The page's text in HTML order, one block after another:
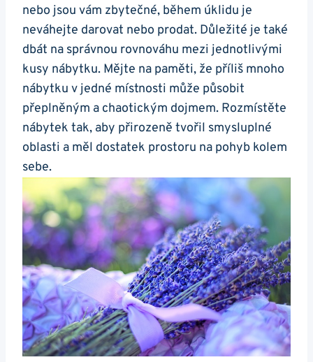
nebo jsou vám zbytečné, během úklidu je
neváhejte darovat nebo prodat. Důležité je také
dbát na správnou rovnováhu mezi jednotlivými
kusy nábytku. Mějte na paměti, že příliš mnoho
nábytku v jedné místnosti může působit
přeplněným a chaotickým dojmem. Rozmístěte
nábytek tak, aby přirozeně tvořil smysluplné
oblasti a měl dostatek prostoru na pohyb kolem
sebe.